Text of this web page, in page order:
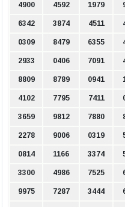
4900 4592 1979
6342 3874 4511
0309 8479 6355
2933 0406 7091
8809 8789 0941
4102 7795 7411
3659 9812 7880
2278 9006 0319
0814 1166 3374
3300 4986 7525
9975 7287 3444